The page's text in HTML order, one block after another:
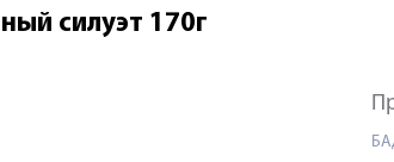
силуэт 170г